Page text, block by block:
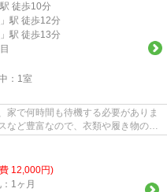
駅 徒歩10分
」駅 徒歩12分
」駅 徒歩13分
： 1室
家で何時間も待機する必要がありま
など豊富なので、衣類や履き物の整
12,000円)
1ヶ月